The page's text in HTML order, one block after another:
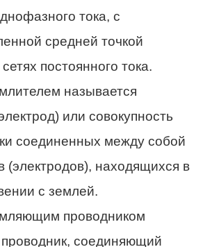
тока, с
средней точкой
постоянного тока.
называется
или совокупность
соединенных между собой
(электродов), находящихся в
с землей.
проводником
соединяющий